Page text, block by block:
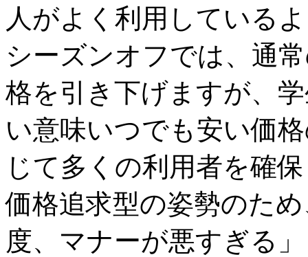
人がよく利用している
シーズンオフでは、通
格を引き下げますが、
い意味いつでも安い価
じて多くの利用者を確
価格追求型の姿勢のた
度、マナーが悪すぎる